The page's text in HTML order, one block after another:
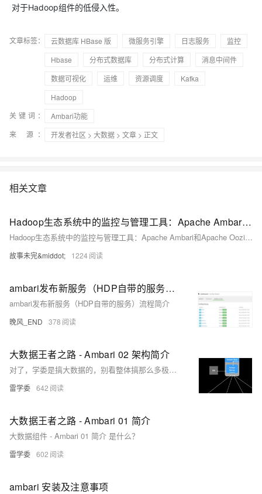
对于Hadoop组件的低侵入性。
文章标签： 云数据库 HBase 版 微服务引擎 日志服务
监控
Hbase
分布式数据库 分布式计算
消息中间件
数据可视化
运维 资源调度
Kafka
Hadoop
关键词：
Ambari功能
来 源：
开发者社区 > 大数据 > 文章 > 正文
相关文章
Hadoop生态系统中的监控与管理工具：Apache Ambari和Apache Oozie的功能解析
Hadoop生态系统中的监控与管理工具：Apache Ambari和Apache Oozie的功能解析
故事未完&middot; 1224
ambari发布新服务（HDP自带的服务）流程简介
ambari发布新服务（HDP自带的服务）流程简介
晚风_END 378
大数据王者之路 - Ambari 02 架构简介
对了，学委是搞大数据的，别看整体搞那么多极简单系列，NodeJS，小白趣味故事。大数据还是拿捏得住的。
雷学委 642
大数据王者之路 - Ambari 01 简介
大数据组件 - Ambari 01 简介 是什么？
雷学委 602
ambari 安装及注意事项